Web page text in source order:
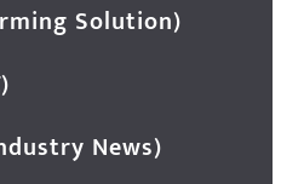
Solution)
News)